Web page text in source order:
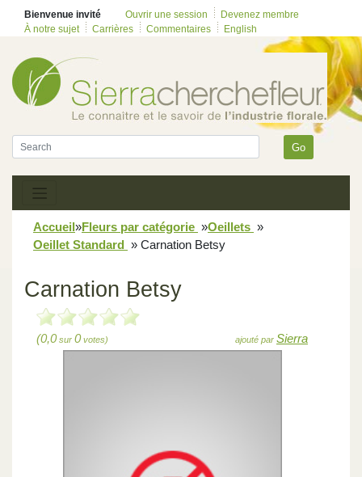
Bienvenue invité Ouvrir une session
Devenez membre
À notre sujet
Carrières Commentaires English
Go
Accueil»Fleurs par catégorie »Oeillets »
Oeillet Standard » Carnation Betsy
Carnation Betsy
(0,0sur 0votes) ajouté par Sierra